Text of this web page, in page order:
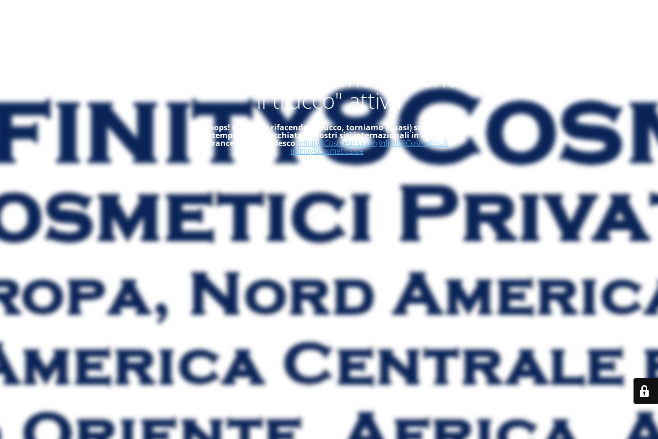
Modalità "ci stiamo rifacendo
il trucco" attiva
Ooops! Ci stiamo rifacendo il trucco, torniamo (quasi) subito, nel
frattempo, dai un'occhiata ai nostri siti internazionali in inglese, in
francese ed in tedesco Infinity8Cosmetics.com Infinity8Cosmetics.fr
infinity8cosmetics.de